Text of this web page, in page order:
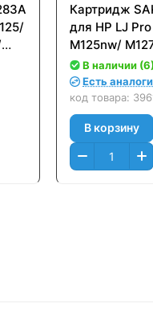
Картридж
для HP LJ
M125nw/
(Black) (1600
В наличии (6)
Есть аналоги
код товара:
В корзину